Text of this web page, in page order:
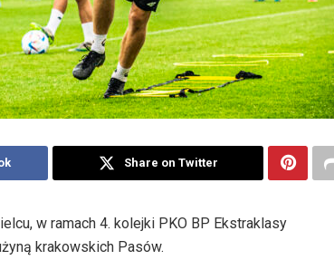
Share on Twitter
w ramach 4. kolejki PKO BP Ekstraklasy
krakowskich Pasów.